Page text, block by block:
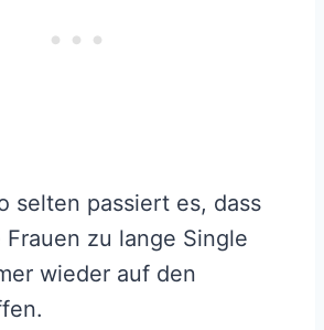
selten passiert es, dass
zu lange Single
wieder auf den